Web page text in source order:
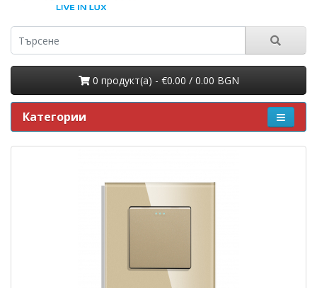
0 продукт(a) - €0.00 / 0.00 BGN
Категории